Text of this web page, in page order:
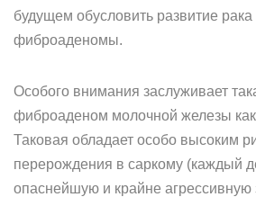
будущем обусловить развитие
фиброаденомы.
Особого внимания заслуживает
фиброаденом молочной железы
Таковая обладает особо высоким
перерождения в саркому (каждый
опаснейшую и крайне агрессивную